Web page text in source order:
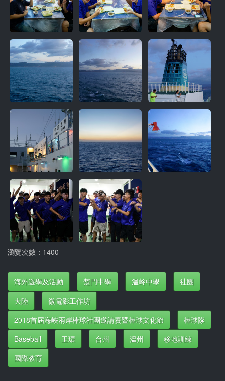
瀏覽次數：1400
海外遊學及活動 楚門中學 溫岭中學
社團
大陸
微電影工作坊
2018首屆海峽兩岸棒球社團邀請賽暨棒球文化節
棒球隊
Baseball
玉環 台州 溫州
移地訓練
國際教育